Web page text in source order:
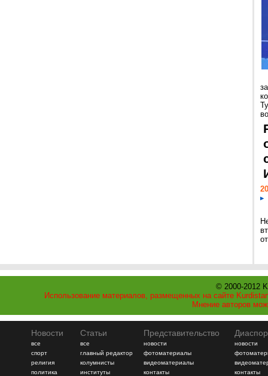
© 2000-2012
Использование материалов, размещенных на сайте
Мнение авторов
Новости
все
спорт
религия
политика
Статьи
все
главный редактор
колумнисты
институты
Представительство
новости
фотоматериалы
видеоматериалы
контакты
новости
контакты